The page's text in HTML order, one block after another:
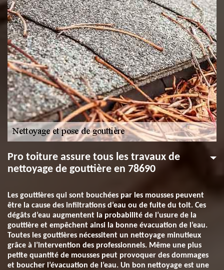
Pro toiture assure tous les travaux de
nettoyage de gouttière en 78690
Les gouttières qui sont bouchées par les mousses peuvent
être la cause des infiltrations d’eau ou de fuite du toit. Ces
dégâts d’eau augmentent la probabilité de l’usure de la
gouttière et empêchent ainsi la bonne évacuation de l’eau.
Toutes les gouttières nécessitent un nettoyage minutieux
grâce à l’intervention des professionnels. Même une plus
petite quantité de mousses peut provoquer des dommages
et boucher l’évacuation de l’eau. Un bon nettoyage est une